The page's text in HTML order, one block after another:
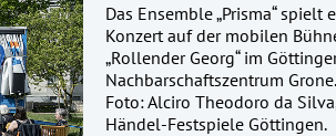
Das Ensemble „Prisma“ spielt
Konzert auf der mobilen
„Rollender Georg“ im
Nachbarschaftszentrum Grone.
Foto: Alciro Theodoro da
Händel-Festspiele Göttingen.